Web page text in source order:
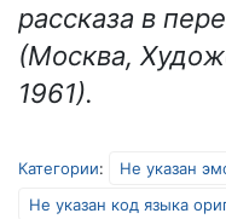
рассказа в
(Москва,
1961).
Категории: Не указан
Не указан код языка